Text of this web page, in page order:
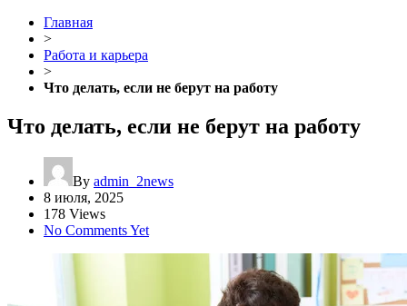
Главная
>
Работа и карьера
>
Что делать, если не берут на работу
Что делать, если не берут на работу
By admin_2news
8 июля, 2025
178 Views
No Comments Yet